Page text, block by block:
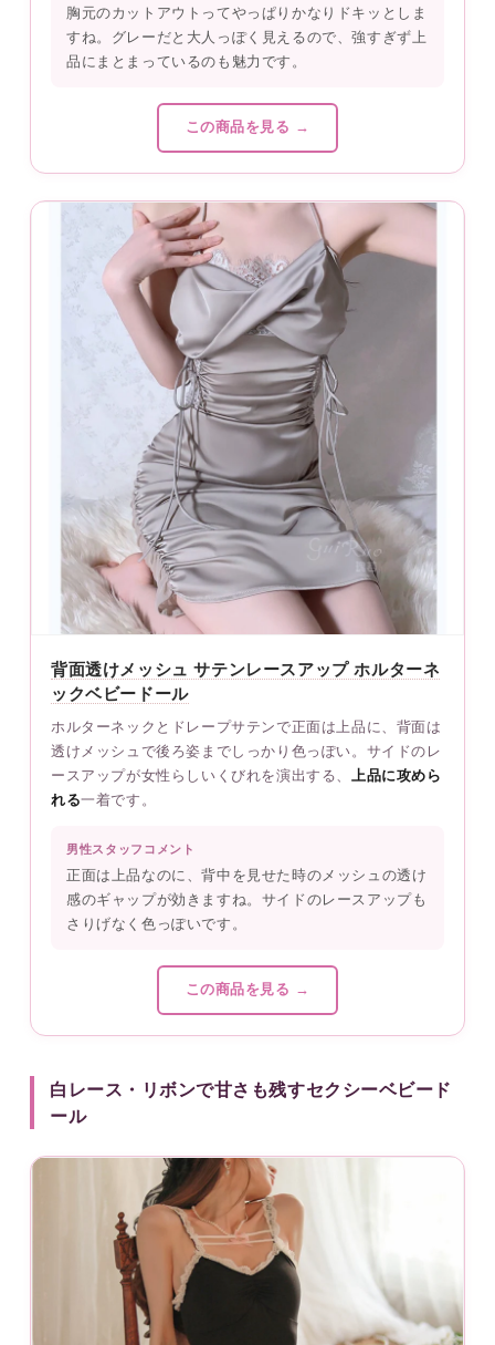
胸元のカットアウトってやっぱりかなりドキッとしま
すね。グレーだと大人っぽく見えるので、強すぎず上
品にまとまっているのも魅力です。
この商品を見る →
背面透けメッシュ サテンレースアップ ホルターネ
ックベビードール
ホルターネックとドレープサテンで正面は上品に、背面は
透けメッシュで後ろ姿までしっかり色っぽい。サイドのレ
ースアップが女性らしいくびれを演出する、
上品に攻めら
れる一着です。
男性スタッフコメント
正面は上品なのに、背中を見せた時のメッシュの透け
感のギャップが効きますね。サイドのレースアップも
さりげなく色っぽいです。
この商品を見る →
白レース・リボンで甘さも残すセクシーベビード
ール